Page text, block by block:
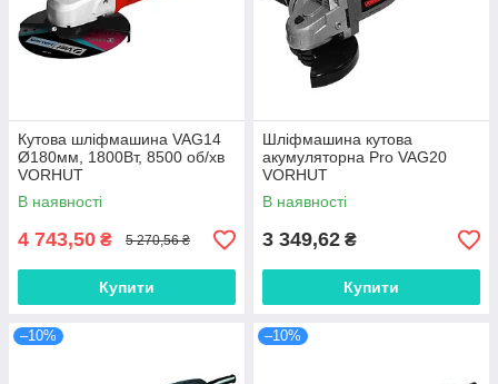
Кутова шліфмашина VAG14
Ø180мм, 1800Вт, 8500 об/хв
VORHUT
В наявності
4 743,50 ₴ 5 270,56 ₴
Купити
Шліфмашина кутова
акумуляторна Pro VAG20
VORHUT
В наявності
3 349,62 ₴
Купити
–10% –10%